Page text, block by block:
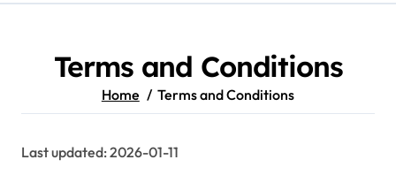
Terms and Conditions
Home Terms and Conditions
Last updated: 2026-01-11